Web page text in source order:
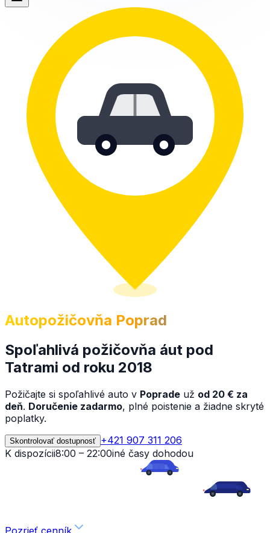
Autopožičovňa Poprad
Spoľahlivá požičovňa áut pod
Tatrami od roku 2018
Požičajte si spoľahlivé auto v Poprade už od 20 € za
deň. Doručenie zadarmo, plné poistenie a žiadne skryté
poplatky.
Skontrolovať dostupnosť +421 907 311 206
K dispozícii8:00 – 22:00iné časy dohodou
Pozrieť cenník